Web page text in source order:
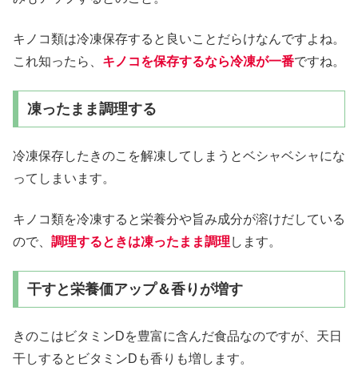
キノコ類は冷凍保存すると良いことだらけなんですよね。
これ知ったら、 キノコを保存するなら冷凍が一番ですね。
凍ったまま調理する
冷凍保存したきのこを解凍してしまうとベシャベシャにな
ってしまいます。
キノコ類を冷凍すると栄養分や旨み成分が溶けだしている
ので、 調理するときは凍ったまま調理 します。
干すと栄養価アップ＆香りが増す
きのこはビタミンDを豊富に含んだ食品なのですが、天日
干しするとビタミンDも香りも増します。